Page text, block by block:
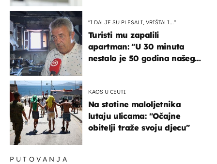
"I DALJE SU PLESALI, VRIŠTALI..."
Turisti mu zapalili
apartman: "U 30 minuta
nestalo je 50 godina našeg
KAOS U CEUTI
Na stotine maloljetnika
lutaju ulicama: "Očajne
obitelji traže svoju djecu"
PUTOVANJA